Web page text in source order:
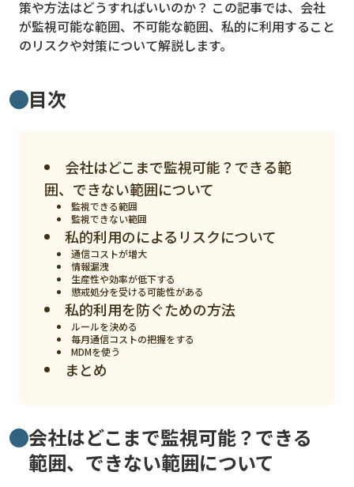
スマート農業
ロボット
ニュース
デジタルサイネージ
Wi-Fi
SIM
スマホ
策や方法はどうすればいいのか？ この記事では、会社
が監視可能な範囲、不可能な範囲、私的に利用すること
のリスクや対策について解説します。
目次
会社はどこまで監視可能？できる範
囲、できない範囲について
監視できる範囲
監視できない範囲
私的利用のによるリスクについて
通信コストが増大
情報漏洩
生産性や効率が低下する
懲戒処分を受ける可能性がある
私的利用を防ぐための方法
ルールを決める
毎月通信コストの把握をする
MDMを使う
まとめ
会社はどこまで監視可能？できる
範囲、できない範囲について